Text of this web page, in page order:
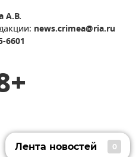
А.В.
news.crimea@ria.ru
6601
Лента новостей 0